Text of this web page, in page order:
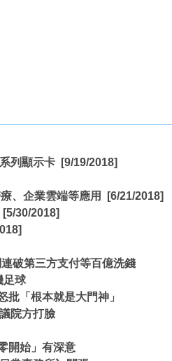
列顯示卡 [9/19/2018]
、企業雲端等應用
[6/21/2018]
[5/30/2018]
破第三方支付等百億洗錢
足球
批「根本就是大門神」
院方打臉
開始」有深意